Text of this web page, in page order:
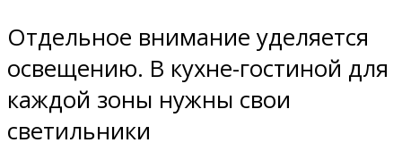
Отдельное внимание уделяется
освещению. В кухне-гостиной для
каждой зоны нужны свои
светильники